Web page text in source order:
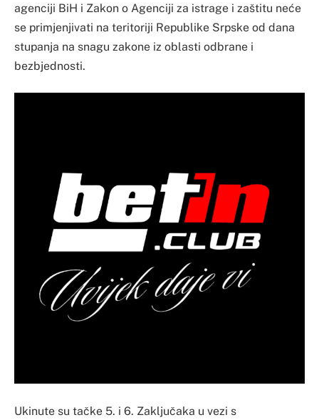
agenciji BiH i Zakon o Agenciji za istrage i zaštitu neće
se primjenjivati na teritoriji Republike Srpske od dana
stupanja na snagu zakone iz oblasti odbrane i
bezbjednosti.
Ukinute su tačke 5. i 6. Zaključaka u vezi s